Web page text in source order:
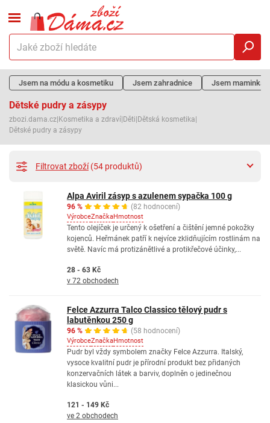
Jsem na módu a kosmetiku Jsem zahradnice Jsem maminka
Dětské pudry a zásypy
zbozi.dama.cz Kosmetika a zdraví Děti Dětská kosmetika
Dětské pudry a zásypy
Alpa Aviril zásyp s azulenem sypačka 100 g
96 % (82 hodnocení)
VýrobceZnačkaHmotnost
Tento olejíček je určený k ošetření a čištění jemné pokožky
kojenců. Heřmánek patří k nejvíce zklidňujícím rostlinám na
světě. Navíc má protizánětlivé a protikřečové účinky,...
28 - 63 Kč
v 72 obchodech
Felce Azzurra Talco Classico tělový pudr s
labutěnkou 250 g
96 % (58 hodnocení)
VýrobceZnačkaHmotnost
Pudr byl vždy symbolem značky Felce Azzurra. Italský,
vysoce kvalitní pudr je přírodní produkt bez přidaných
konzervačních látek a barviv, doplněn o jedinečnou
klasickou vůni...
121 - 149 Kč
ve 2 obchodech
Filtrovat zboží (54 produktů)